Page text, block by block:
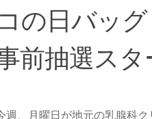
の日バッ
前抽選スタ
、月曜日が地元の乳腺科ク